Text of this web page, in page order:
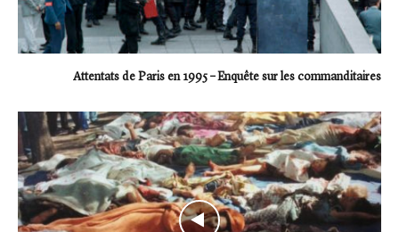
Attentats de Paris en 1995 – Enquête sur les commanditaires